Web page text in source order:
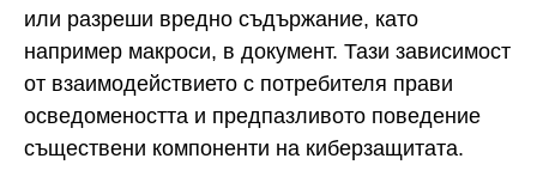
или разреши вредно съдържание, като
например макроси, в документ. Тази зависимост
от взаимодействието с потребителя прави
осведомеността и предпазливото поведение
съществени компоненти на киберзащитата.